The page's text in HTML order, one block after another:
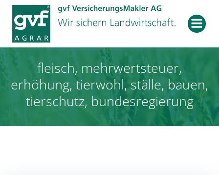
Zum
Inhalt
springen
fleisch, mehrwertsteuer,
erhöhung, tierwohl, ställe, bauen,
tierschutz, bundesregierung